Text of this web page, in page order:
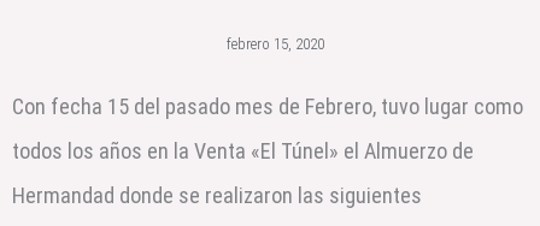
febrero 15, 2020
Con fecha 15 del pasado mes de Febrero, tuvo lugar como
todos los años en la Venta «El Túnel» el Almuerzo de
Hermandad donde se realizaron las siguientes